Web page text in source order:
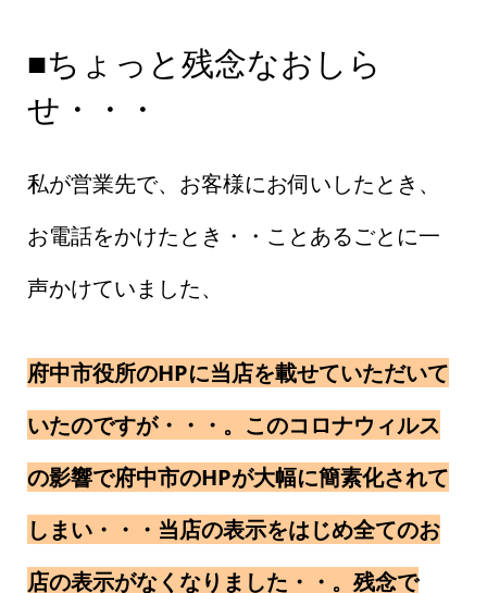
■ちょっと残念なおしら
せ・・・
私が営業先で、お客様にお伺いしたとき、
お電話をかけたとき・・ことあるごとに一
声かけていました、
府中市役所のHPに当店を載せていただいて
いたのですが・・・。このコロナウィルス
の影響で府中市のHPが大幅に簡素化されて
しまい・・・当店の表示をはじめ全てのお
店の表示がなくなりました・・。残念で